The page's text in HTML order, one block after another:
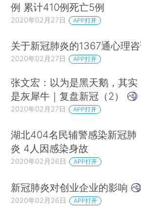
例 累计410例死亡5例
2020年02月27日 APP打开
关于新冠肺炎的1367通心理
2020年02月27日 APP打开
张文宏：以为是黑天鹅，其实
是灰犀牛｜复盘新冠（2）
2020年02月27日 APP打开
湖北404名民辅警感染新冠肺
炎 4人因感染身故
2020年02月26日 APP打开
新冠肺炎对创业企业的影响
2020年02月26日 APP打开